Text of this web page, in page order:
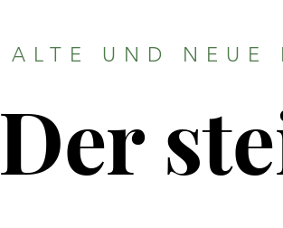
ALTE UND NEUE
Der